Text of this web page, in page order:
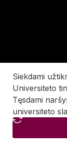
Siekdami
Universiteto
Tęsdami
universiteto